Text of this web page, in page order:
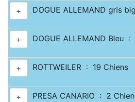
+ DOGUE ALLEMAND gris
+ DOGUE ALLEMAND Bleu
+ ROTTWEILER : 19 Chiens
+ PRESA CANARIO : 2